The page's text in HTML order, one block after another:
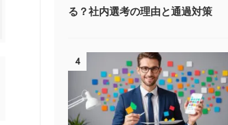
る？社内選考の理由と通過対策
4